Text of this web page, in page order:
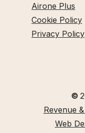
Airone Plus
Cookie Policy
Privacy Policy
©
Revenue
Web